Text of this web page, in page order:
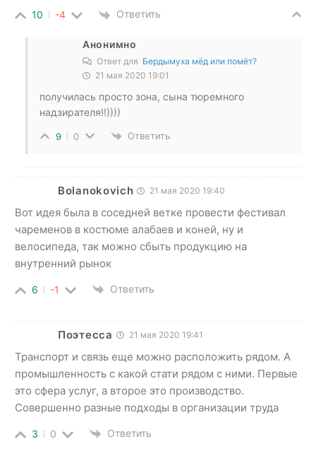
10 -4 Ответить
Анонимно
Ответ для Бердымуха мёд или помёт?
21 мая 2020 19:01
получилась просто зона, сына тюремного
надзирателя!!))))
9 0 Ответить
Bolanokovich 21 мая 2020 19:40
Вот идея была в соседней ветке провести фестивал
чаременов в костюме алабаев и коней, ну и
велосипеда, так можно сбыть продукцию на
внутренний рынок
6 -1 Ответить
Поэтесса 21 мая 2020 19:41
Транспорт и связь еще можно расположить рядом. А
промышленность с какой стати рядом с ними. Первые
это сфера услуг, а второе это производство.
Совершенно разные подходы в организации труда
3 0 Ответить